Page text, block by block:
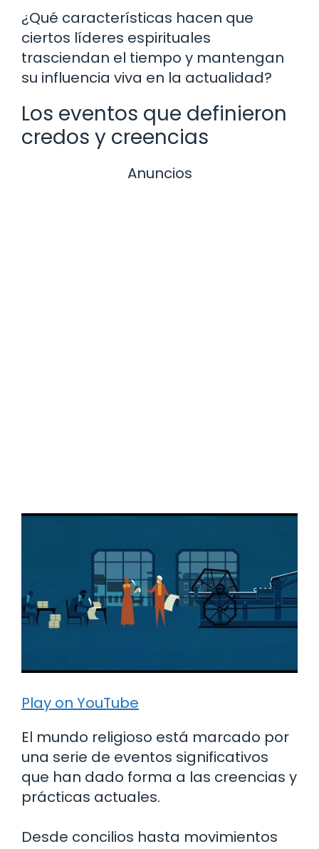
¿Qué características hacen que
ciertos líderes espirituales
trasciendan el tiempo y mantengan
su influencia viva en la actualidad?
Los eventos que definieron
credos y creencias
Anuncios
Play on YouTube
El mundo religioso está marcado por
una serie de eventos significativos
que han dado forma a las creencias y
prácticas actuales.
Desde concilios hasta movimientos